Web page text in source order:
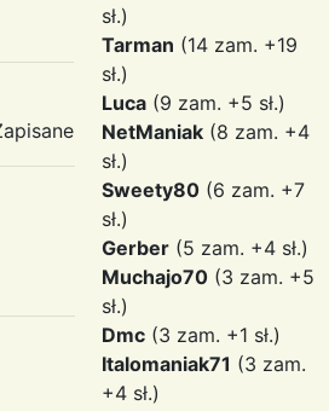
sł.)
Tarman (14 zam. +19
sł.)
Luca (9 zam. +5 sł.)
NetManiak (8 zam. +4
sł.)
Sweety80 (6 zam. +7
sł.)
Gerber (5 zam. +4 sł.)
Muchajo70 (3 zam. +5
sł.)
Dmc (3 zam. +1 sł.)
Italomaniak71 (3 zam.
+4 sł.)